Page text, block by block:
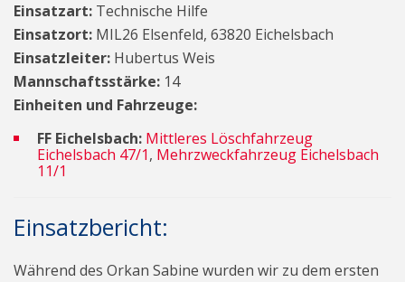
Einsatzart: Technische Hilfe
Einsatzort: MIL26 Elsenfeld, 63820 Eichelsbach
Einsatzleiter: Hubertus Weis
Mannschaftsstärke: 14
Einheiten und Fahrzeuge:
FF Eichelsbach: Mittleres Löschfahrzeug
Eichelsbach 47/1, Mehrzweckfahrzeug Eichelsbach
11/1
Einsatzbericht:
Während des Orkan Sabine wurden wir zu dem ersten